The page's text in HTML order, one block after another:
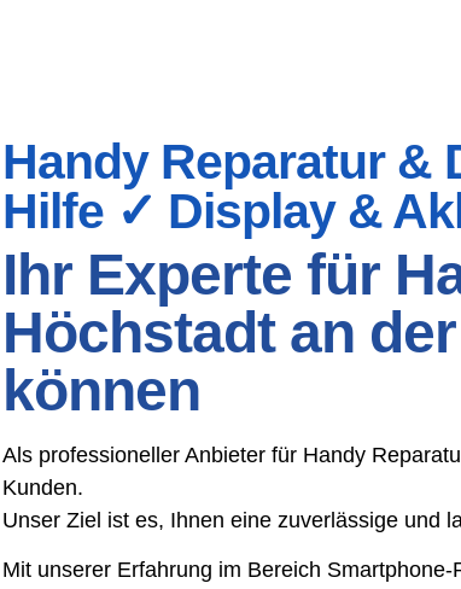
Handy Reparatur &
Hilfe ✓ Display &
Ihr Experte für
Höchstadt an
können
Als professioneller Anbieter für Handy
Kunden.
Unser Ziel ist es, Ihnen eine zuverlässige und
Mit unserer Erfahrung im Bereich